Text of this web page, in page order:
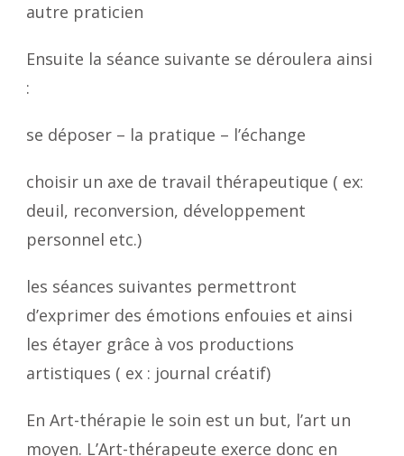
autre praticien
Ensuite la séance suivante se déroulera ainsi
:
se déposer – la pratique – l’échange
choisir un axe de travail thérapeutique ( ex:
deuil, reconversion, développement
personnel etc.)
les séances suivantes permettront
d’exprimer des émotions enfouies et ainsi
les étayer grâce à vos productions
artistiques ( ex : journal créatif)
En Art-thérapie le soin est un but, l’art un
moyen. L’Art-thérapeute exerce donc en